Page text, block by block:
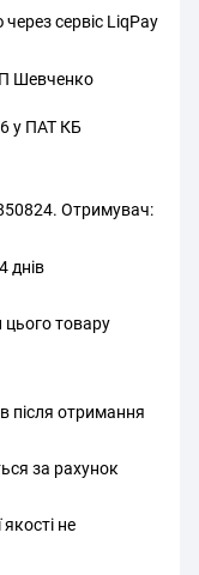
сервіс LiqPay
Шевченко
у ПАТ КБ
Отримувач:
днів
цього товару
після отримання
за рахунок
не